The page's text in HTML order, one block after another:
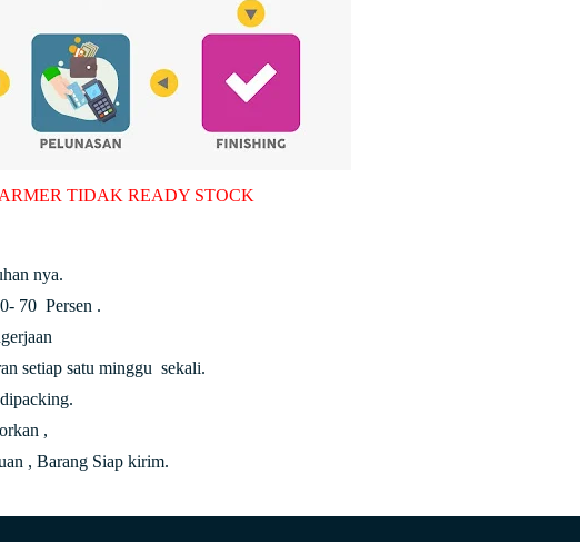
TIDAK READY STOCK
nya.
70 Persen .
setiap satu minggu sekali.
,
, Barang Siap kirim.